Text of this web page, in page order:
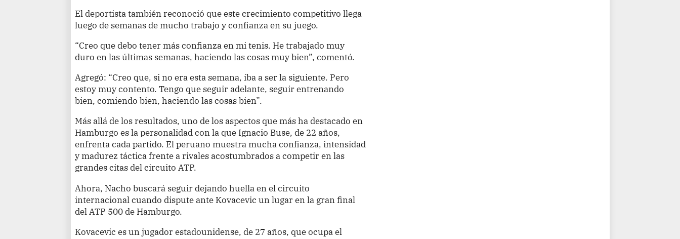
El deportista también reconoció que este crecimiento competitivo llega
luego de semanas de mucho trabajo y confianza en su juego.
“Creo que debo tener más confianza en mi tenis. He trabajado muy
duro en las últimas semanas, haciendo las cosas muy bien”, comentó.
Agregó: “Creo que, si no era esta semana, iba a ser la siguiente. Pero
estoy muy contento. Tengo que seguir adelante, seguir entrenando
bien, comiendo bien, haciendo las cosas bien”.
Más allá de los resultados, uno de los aspectos que más ha destacado en
Hamburgo es la personalidad con la que Ignacio Buse, de 22 años,
enfrenta cada partido. El peruano muestra mucha confianza, intensidad
y madurez táctica frente a rivales acostumbrados a competir en las
grandes citas del circuito ATP.
Ahora, Nacho buscará seguir dejando huella en el circuito
internacional cuando dispute ante Kovacevic un lugar en la gran final
del ATP 500 de Hamburgo.
Kovacevic es un jugador estadounidense, de 27 años, que ocupa el